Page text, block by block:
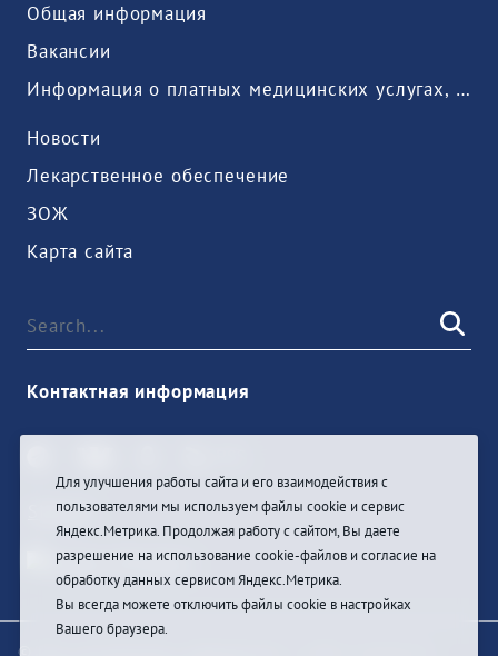
Общая информация
Вакансии
Информация о платных медицинских услугах, предоставляемых медицинской организацией
Новости
Лекарственное обеспечение
ЗОЖ
Карта сайта
Контактная информация
Sign In
© При цитировании информации с сайта ссылка на
Для улучшения работы сайта и его взаимодействия с
пользователями мы используем файлы cookie и сервис
Яндекс.Метрика. Продолжая работу с сайтом, Вы даете
разрешение на использование cookie-файлов и согласие на
обработку данных сервисом Яндекс.Метрика.
Вы всегда можете отключить файлы cookie в настройках
Вашего браузера.